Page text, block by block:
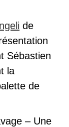
de
Sébastien
la
de
– Une